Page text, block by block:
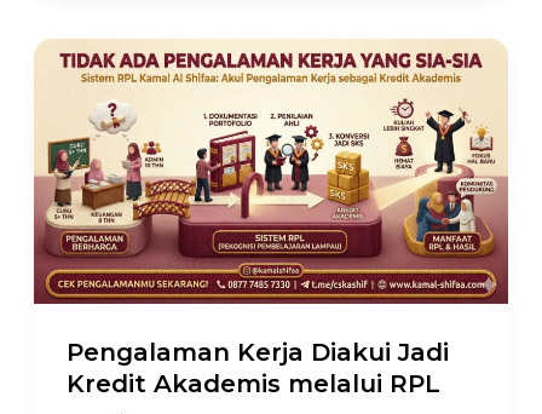
Pengalaman Kerja Diakui Jadi
Kredit Akademis melalui RPL
Pengalaman
Kerja
Diakui
Jadi
Kredit
Akademis
melalui
RPL